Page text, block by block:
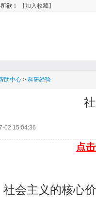
欲！ 【加入收藏】
助中心 > 科研经验
02 15:04:36
点
社会主义的核心